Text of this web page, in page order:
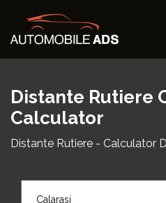
Distante Rutiere
Calculator
Distante Rutiere - Calculator